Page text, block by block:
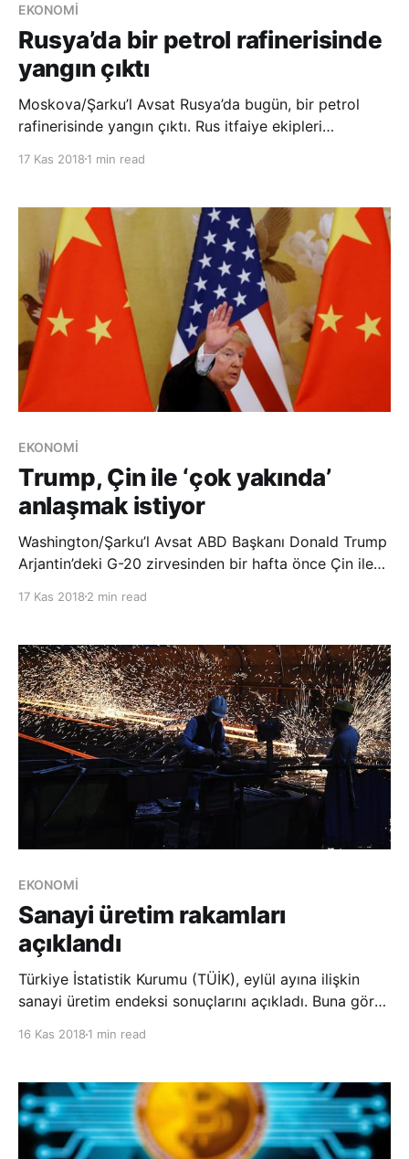
EKONOMİ
Rusya’da bir petrol rafinerisinde
yangın çıktı
Moskova/Şarku’l Avsat Rusya’da bugün, bir petrol
rafinerisinde yangın çıktı. Rus itfaiye ekipleri
kontrol altına alındığı belirtildi. Rusya Acil Durum
buçuk saat sürdüğü belirtilerek, can ve mal ka
17 Kas 2018 1 min read
EKONOMİ
Trump, Çin ile ‘çok yakında’
anlaşmak istiyor
Washington/Şarku’l Avsat ABD Başkanı Donald Trump
Arjantin’deki G-20 zirvesinden bir hafta önce Çin ile
Çin mallarına ilave gümrük vergisi getirilmesinin
varmak istiyor. Bize yapma
17 Kas 2018 2 min read
EKONOMİ
Sanayi üretim rakamları
açıklandı
Türkiye İstatistik Kurumu (TÜİK), eylül ayına ilişkin
sanayi üretim endeksi sonuçlarını açıkladı. Buna göre,
eylülde bir önceki aya kıyasla y
16 Kas 2018 1 min read